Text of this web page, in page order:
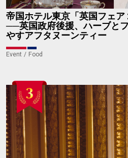
帝国ホテル東京「英国フェ
──英国政府後援、ハーブと
やすアフタヌーンティー
Event Food